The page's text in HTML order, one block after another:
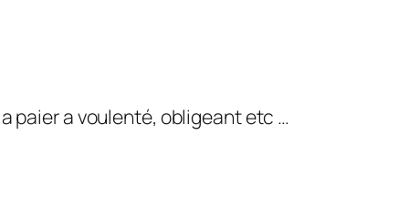
paier a voulenté, obligeant etc …